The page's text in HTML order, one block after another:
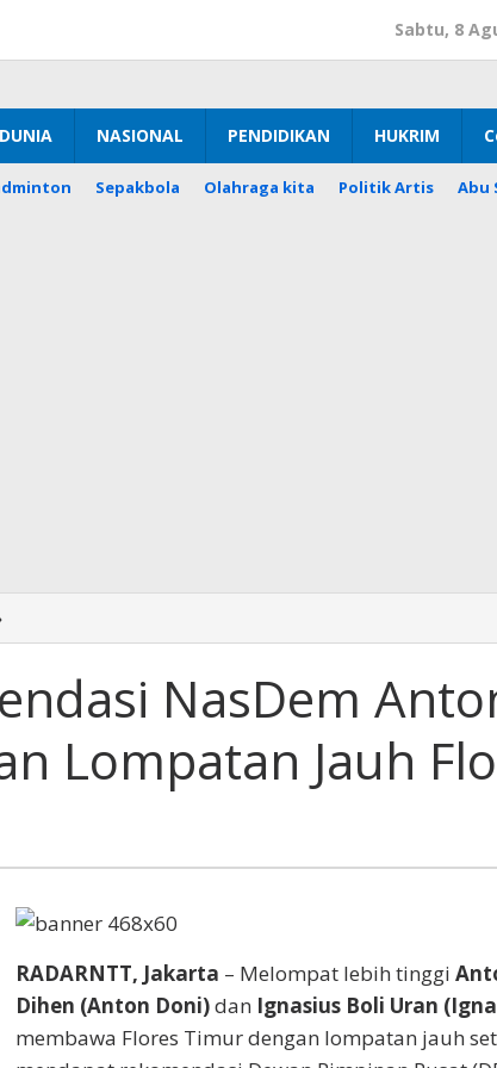
Sabtu, 8
DUNIA NASIONAL PENDIDIKAN HUKRIM
Sepakbola Olahraga kita Politik Artis Abu
NasDem
Doni-
Ignas
Lompatan
NasDem
Lompatan Jauh
RADARNTT, Jakarta – Melompat lebih tinggi
Dihen (Anton Doni)dan Ignasius Boli Uran
membawa Flores Timur dengan lompatan jauh